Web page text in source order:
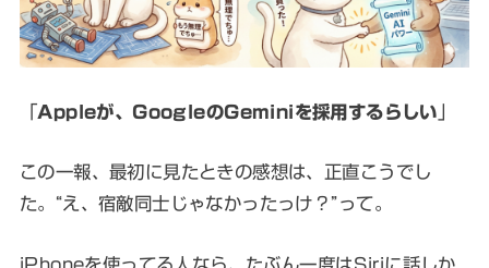
「Appleが、GoogleのGeminiを採用するらしい
この一報、最初に見たときの感想は、正直こうでし
た。“え、宿敵同士じゃなかったっけ？”って。
iPhoneを使ってる人なら、たぶん一度はSiriに話しか